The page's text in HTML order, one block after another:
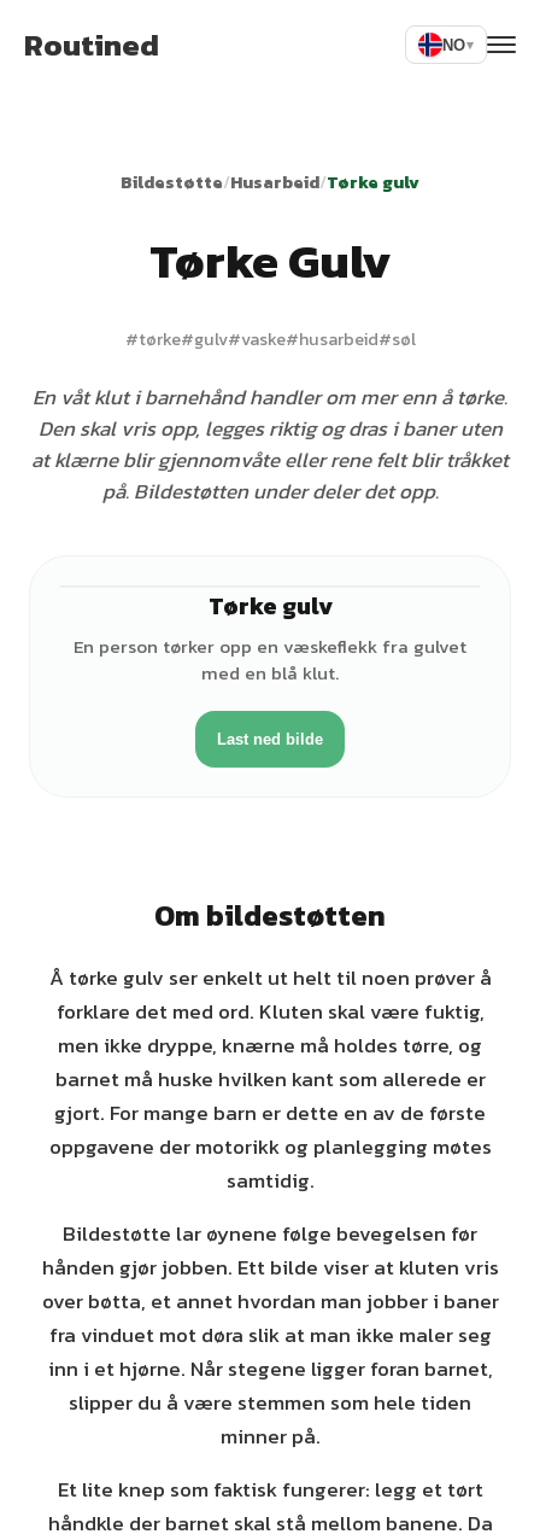
Routined NO▾
Bildestøtte/Husarbeid/Tørke gulv
Tørke Gulv
#tørke#gulv#vaske#husarbeid#søl
En våt klut i barnehånd handler om mer enn å tørke.
Den skal vris opp, legges riktig og dras i baner uten
at klærne blir gjennomvåte eller rene felt blir tråkket
på. Bildestøtten under deler det opp.
Tørke gulv
En person tørker opp en væskeflekk fra gulvet
med en blå klut.
Last ned bilde
Om bildestøtten
Å tørke gulv ser enkelt ut helt til noen prøver å
forklare det med ord. Kluten skal være fuktig,
men ikke dryppe, knærne må holdes tørre, og
barnet må huske hvilken kant som allerede er
gjort. For mange barn er dette en av de første
oppgavene der motorikk og planlegging møtes
samtidig.
Bildestøtte lar øynene følge bevegelsen før
hånden gjør jobben. Ett bilde viser at kluten vris
over bøtta, et annet hvordan man jobber i baner
fra vinduet mot døra slik at man ikke maler seg
inn i et hjørne. Når stegene ligger foran barnet,
slipper du å være stemmen som hele tiden
minner på.
Et lite knep som faktisk fungerer: legg et tørt
håndkle der barnet skal stå mellom banene. Da